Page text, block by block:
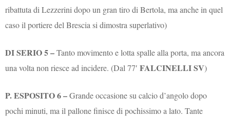
ribattuta di Lezzerini dopo un gran tiro di Bertola, ma anche in quel
caso il portiere del Brescia si dimostra superlativo)
DI SERIO 5 –Tanto movimento e lotta spalle alla porta, ma ancora
una volta non riesce ad incidere. (Dal 77′FALCINELLI SV)
P. ESPOSITO 6 –Grande occasione su calcio d’angolo dopo
pochi minuti, ma il pallone finisce di pochissimo a lato. Tante